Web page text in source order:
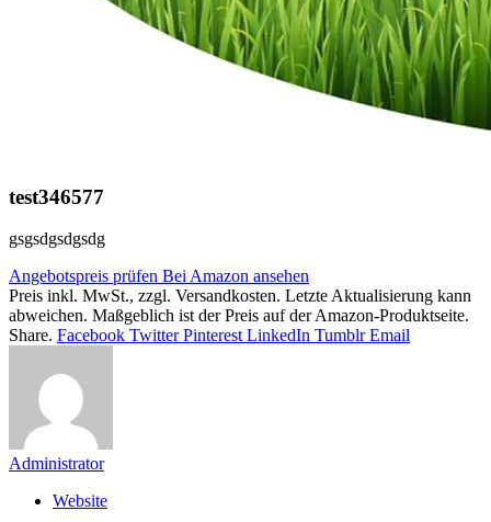
test346577
gsgsdgsdgsdg
Angebotspreis prüfen Bei Amazon ansehen
Preis inkl. MwSt., zzgl. Versandkosten. Letzte Aktualisierung kann
abweichen. Maßgeblich ist der Preis auf der Amazon-Produktseite.
Share. Facebook Twitter Pinterest LinkedIn Tumblr Email
Administrator
Website